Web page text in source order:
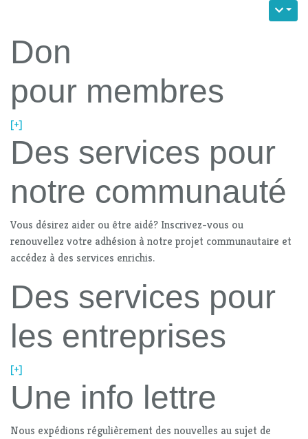
Don
pour membres
[+]
Des services pour
notre communauté
Vous désirez aider ou être aidé? Inscrivez-vous ou
renouvellez votre adhésion à notre projet communautaire et
accédez à des services enrichis.
Des services pour
les entreprises
[+]
Une info lettre
Nous expédions régulièrement des nouvelles au sujet de